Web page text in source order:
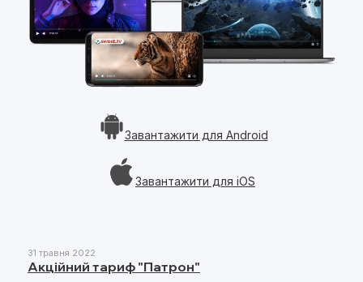
Завантажити для Android
Завантажити для iOS
31 травня 2022
Акційний тариф "Патрон"